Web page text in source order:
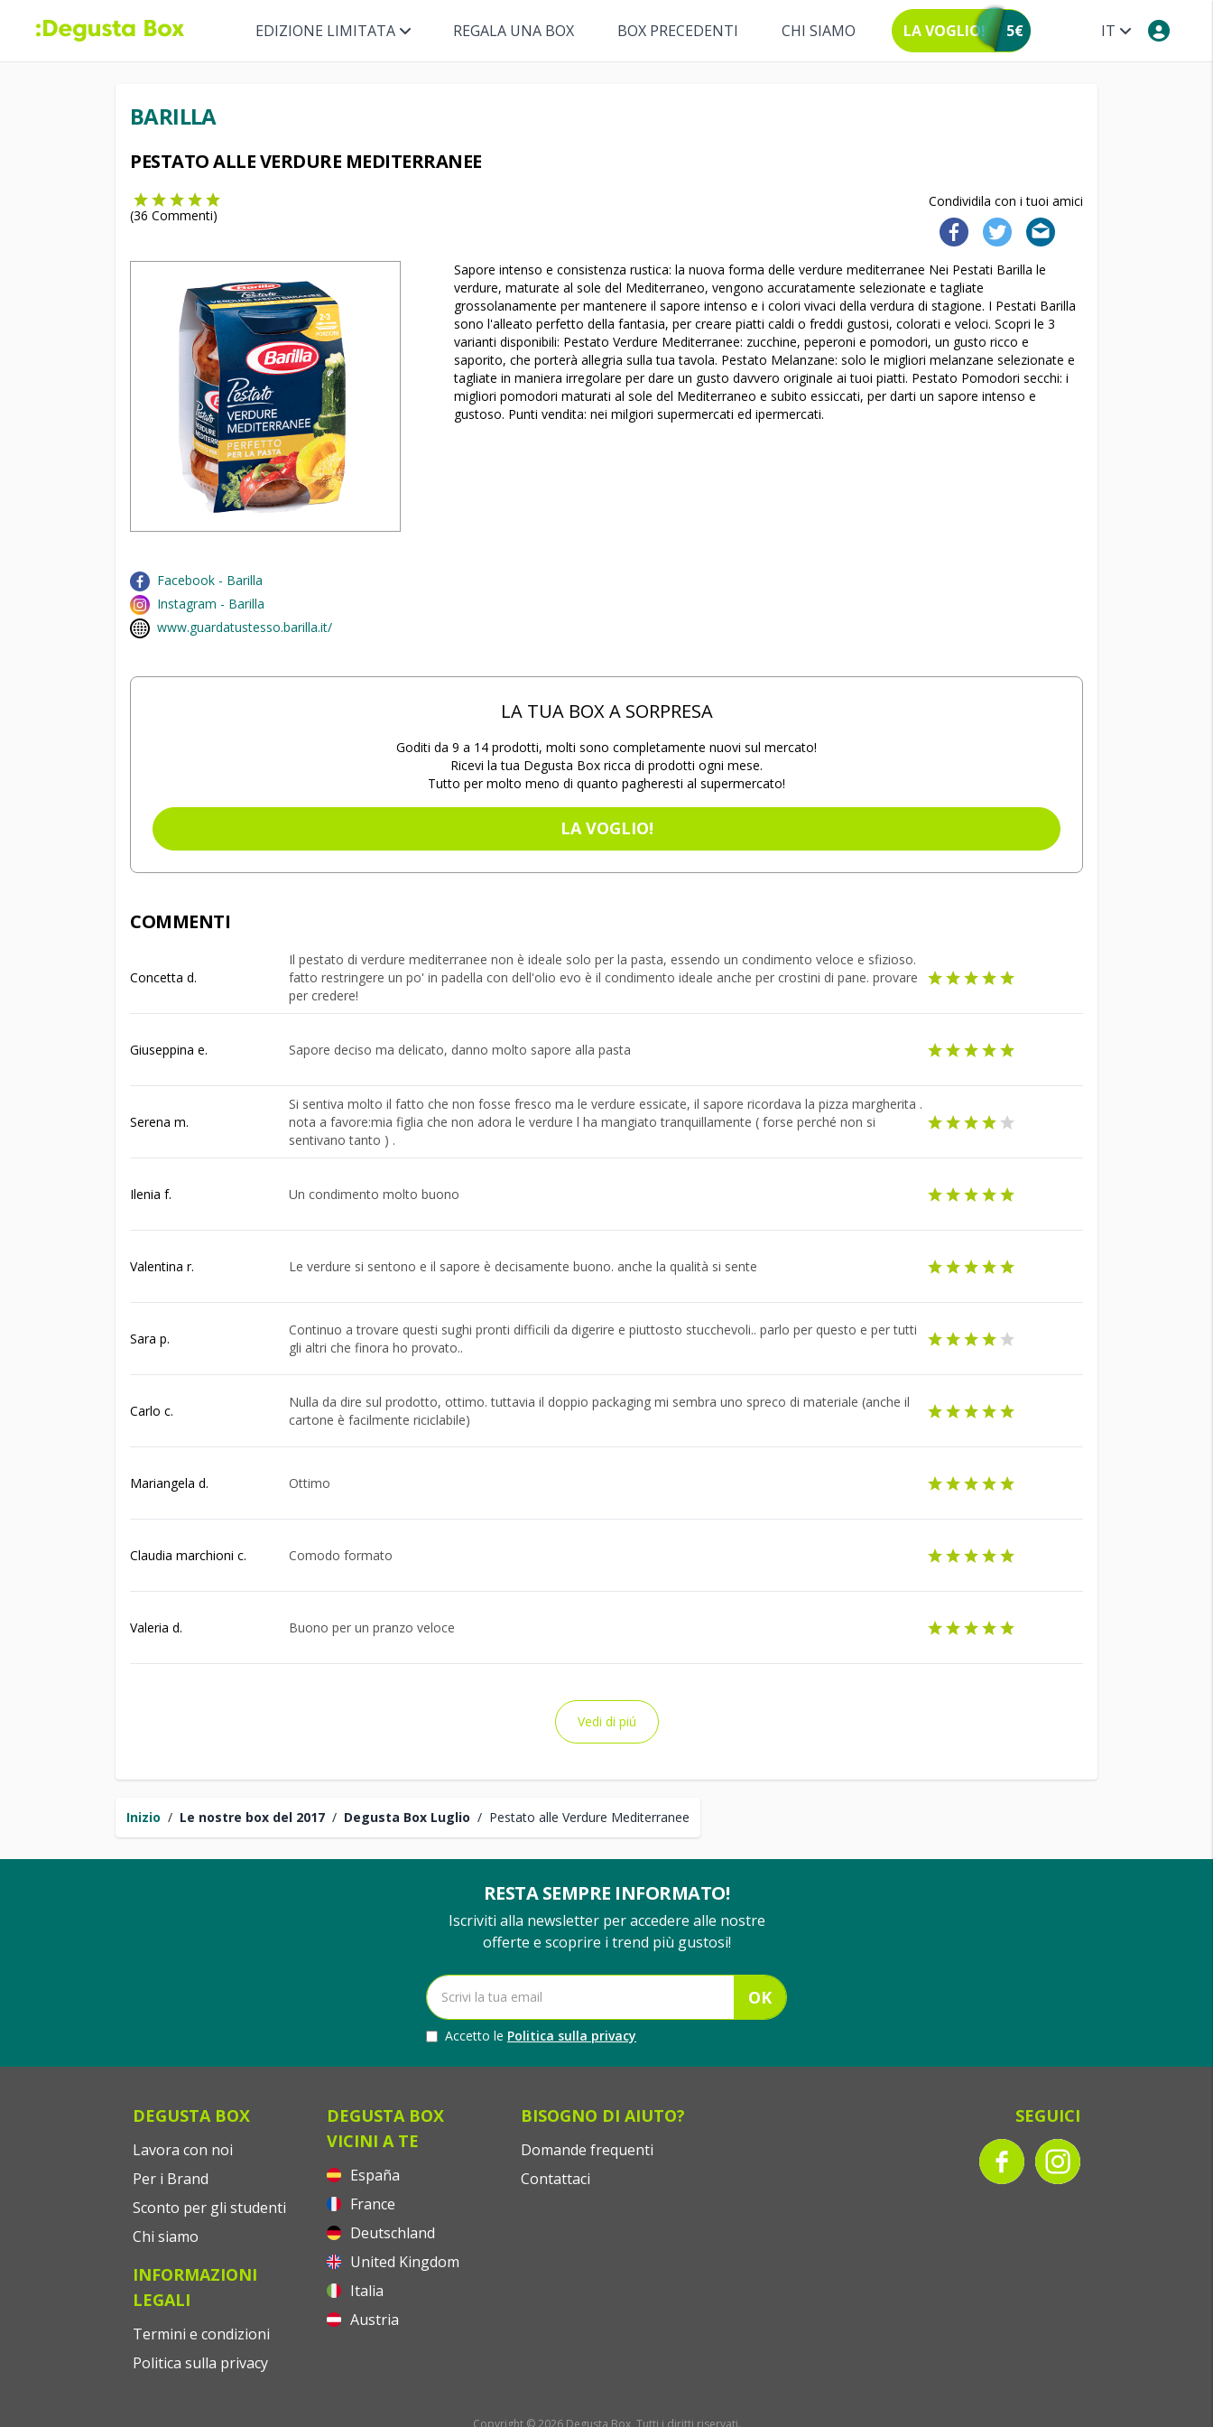
IT
EDIZIONE LIMITATA REGALA UNA BOX BOX PRECEDENTI CHI SIAMO LA VOGLIO! 5€
Inizio / Le nostre box del 2017 / Degusta Box Luglio / Pestato alle Verdure Mediterranee
BARILLA
PESTATO ALLE VERDURE MEDITERRANEE
Condividila con i tuoi amici
(36 Commenti)
Sapore intenso e consistenza rustica: la nuova forma delle verdure mediterranee Nei Pestati Barilla le
verdure, maturate al sole del Mediterraneo, vengono accuratamente selezionate e tagliate
grossolanamente per mantenere il sapore intenso e i colori vivaci della verdura di stagione. I Pestati Barilla
sono l'alleato perfetto della fantasia, per creare piatti caldi o freddi gustosi, colorati e veloci. Scopri le 3
varianti disponibili: Pestato Verdure Mediterranee: zucchine, peperoni e pomodori, un gusto ricco e
saporito, che porterà allegria sulla tua tavola. Pestato Melanzane: solo le migliori melanzane selezionate e
tagliate in maniera irregolare per dare un gusto davvero originale ai tuoi piatti. Pestato Pomodori secchi: i
migliori pomodori maturati al sole del Mediterraneo e subito essiccati, per darti un sapore intenso e
gustoso. Punti vendita: nei milgiori supermercati ed ipermercati.
Facebook - Barilla
Instagram - Barilla
www.guardatustesso.barilla.it/
LA TUA BOX A SORPRESA
Goditi da 9 a 14 prodotti, molti sono completamente nuovi sul mercato!
Ricevi la tua Degusta Box ricca di prodotti ogni mese.
Tutto per molto meno di quanto pagheresti al supermercato!
LA VOGLIO!
COMMENTI
Concetta d.
Il pestato di verdure mediterranee non è ideale solo per la pasta, essendo un condimento veloce e sfizioso.
fatto restringere un po' in padella con dell'olio evo è il condimento ideale anche per crostini di pane. provare
per credere!
Giuseppina e. Sapore deciso ma delicato, danno molto sapore alla pasta
Serena m.
Si sentiva molto il fatto che non fosse fresco ma le verdure essicate, il sapore ricordava la pizza margherita .
nota a favore:mia figlia che non adora le verdure l ha mangiato tranquillamente ( forse perché non si
sentivano tanto ) .
Ilenia f. Un condimento molto buono
Valentina r. Le verdure si sentono e il sapore è decisamente buono. anche la qualità si sente
Sara p.
Continuo a trovare questi sughi pronti difficili da digerire e piuttosto stucchevoli.. parlo per questo e per tutti
gli altri che finora ho provato..
Carlo c.
Nulla da dire sul prodotto, ottimo. tuttavia il doppio packaging mi sembra uno spreco di materiale (anche il
cartone è facilmente riciclabile)
Mariangela d. Ottimo
Claudia marchioni c. Comodo formato
Valeria d. Buono per un pranzo veloce
Vedi di piú
RESTA SEMPRE INFORMATO!
Iscriviti alla newsletter per accedere alle nostre
offerte e scoprire i trend più gustosi!
OK
Accetto le Politica sulla privacy
DEGUSTA BOX
Lavora con noi
Per i Brand
Sconto per gli studenti
Chi siamo
INFORMAZIONI
LEGALI
Termini e condizioni
Politica sulla privacy
DEGUSTA BOX
VICINI A TE
España
France
Deutschland
United Kingdom
Italia
Austria
BISOGNO DI AIUTO?
Domande frequenti
Contattaci
SEGUICI
Copyright © 2026 Degusta Box, Tutti i diritti riservati.